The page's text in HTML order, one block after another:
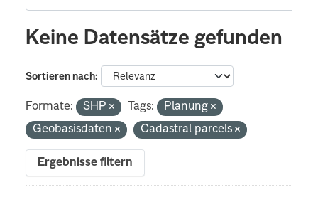
Keine Datensätze gefunden
Sortieren nach
Formate: SHP Tags:
Planung
Geobasisdaten
Cadastral parcels
Ergebnisse filtern